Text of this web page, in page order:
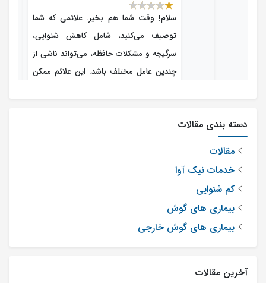
سلام! وقت شما هم بخیر. علائمی که شما
توصیف می‌کنید، شامل کاهش شنوایی،
سرگیجه و مشکلات حافظه، می‌تواند ناشی از
چندین عامل مختلف باشد. این علائم ممکن
دهد تا علت دقیق علائم شما بررسی شود. در
باشید: خواب و استراحت مناسب می‌تواند به
دسته بندی مقالات
مقالات
خدمات نیک آوا
کم شنوایی
بیماری های گوش
بیماری های گوش خارجی
آخرین مقالات